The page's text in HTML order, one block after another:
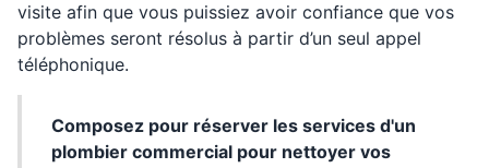
visite afin que vous puissiez avoir confiance que vos
problèmes seront résolus à partir d’un seul appel
téléphonique.
Composez pour réserver les services d'un
plombier commercial pour nettoyer vos